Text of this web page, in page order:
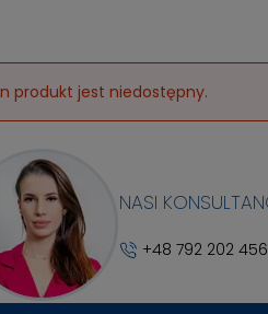
produkt jest niedostępny.
NASI
+48 792 202 456